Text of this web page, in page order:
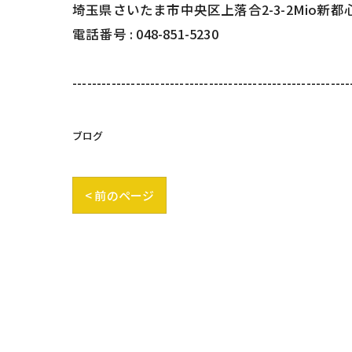
埼玉県さいたま市中央区上落合2-3-2Mio新都
電話番号 : 048-851-5230
ブログ
< 前のページ